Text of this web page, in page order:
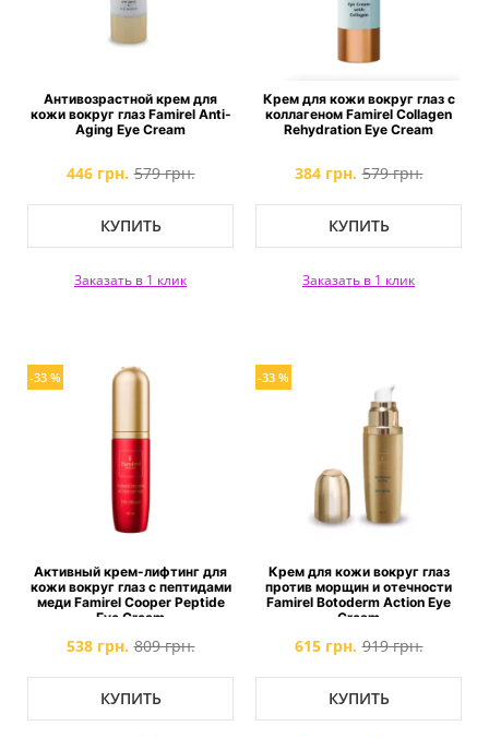
Антивозрастной крем для
кожи вокруг глаз Famirel Anti-
Aging Eye Cream
446 грн. 579 грн.
КУПИТЬ
Заказать в 1 клик
Крем для кожи вокруг глаз с
коллагеном Famirel Collagen
Rehydration Eye Cream
384 грн. 579 грн.
КУПИТЬ
Заказать в 1 клик
-33 %
Активный крем-лифтинг для
кожи вокруг глаз с пептидами
меди Famirel Cooper Peptide
Eye Cream
538 грн. 809 грн.
КУПИТЬ
-33 %
Крем для кожи вокруг глаз
против морщин и отечности
Famirel Botoderm Action Eye
Cream
615 грн. 919 грн.
КУПИТЬ